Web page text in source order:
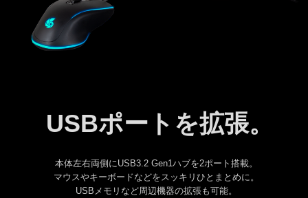
USBポートを拡張。
本体左右両側にUSB3.2 Gen1ハブを2ポート搭載。
マウスやキーボードなどをスッキリひとまとめに。
USBメモリなど周辺機器の拡張も可能。